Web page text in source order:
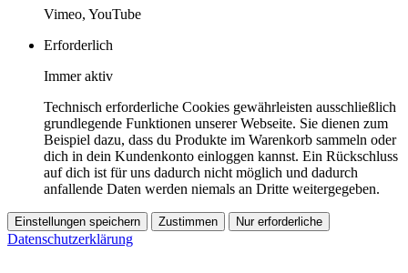
Vimeo, YouTube
Erforderlich
Immer aktiv
Technisch erforderliche Cookies gewährleisten ausschließlich
grundlegende Funktionen unserer Webseite. Sie dienen zum
Beispiel dazu, dass du Produkte im Warenkorb sammeln oder
dich in dein Kundenkonto einloggen kannst. Ein Rückschluss
auf dich ist für uns dadurch nicht möglich und dadurch
anfallende Daten werden niemals an Dritte weitergegeben.
Einstellungen speichern Zustimmen Nur erforderliche
Datenschutzerklärung